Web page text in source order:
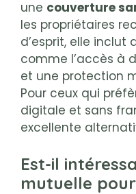
une couverture
les propriétaires
d’esprit, elle inclut
comme l’accès à
et une protection
Pour ceux qui
digitale et sans
excellente
Est-il
mutuelle